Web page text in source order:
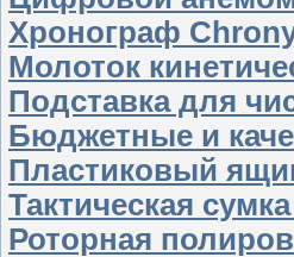
Хронограф
Молоток
Подставка для
Бюджетные и
Пластиковый
Тактическая
Роторная